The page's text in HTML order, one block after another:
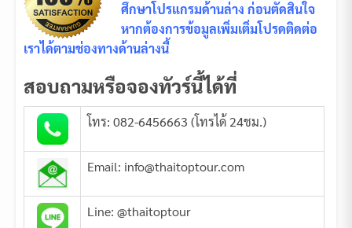
ศึกษาโปรแกรมด้านล่าง ก่อนตัดสินใจ
หากต้องการข้อมูลเพิ่มเติ่มโปรดติดต่อ
เราได้ตามช่องทางด้านล่างนี้
สอบถามหรือจองทัวร์นี้ได้ที่
โทร: 082-6456663 (โทรได้ 24ชม.)
Email: info@thaitoptour.com
Line: @thaitoptour